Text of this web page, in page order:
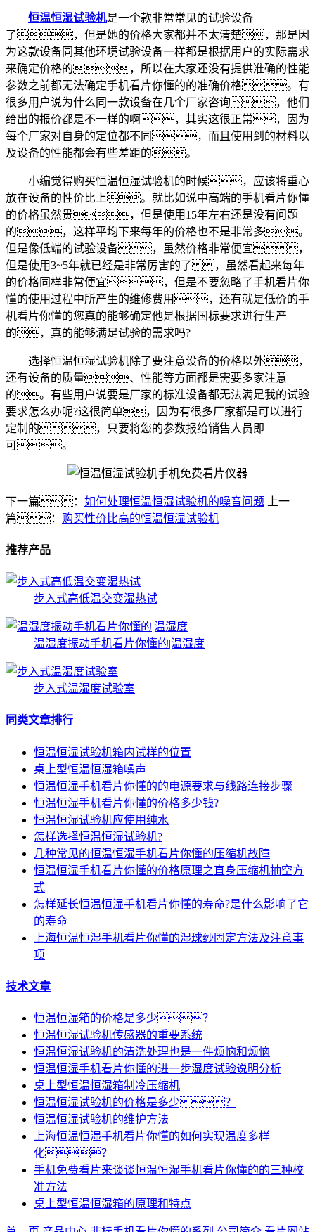
恒温恒湿试验机是一个款非常常见的试验设备
了，但是她的价格大家都并不太清楚，那是因
为这款设备同其他环境试验设备一样都是根据用户的实际需求
来确定价格的，所以在大家还没有提供准确的性能
参数之前都无法确定手机看片你懂的的准确价格。有
很多用户说为什么同一款设备在几个厂家咨询，他们
给出的报价都是不一样的啊，其实这很正常，因为
每个厂家对自身的定位都不同，而且使用到的材料以
及设备的性能都会有些差距的。
小编觉得购买恒温恒湿试验机的时候，应该将重心
放在设备的性价比上。就比如说中高端的手机看片你懂
的价格虽然贵，但是使用15年左右还是没有问题
的，这样平均下来每年的价格也不是非常多。
但是像低端的试验设备，虽然价格非常便宜，
但是使用3~5年就已经是非常厉害的了，虽然看起来每年
的价格同样非常便宜，但是不要忽略了手机看片你
懂的使用过程中所产生的维修费用，还有就是低价的手
机看片你懂的您真的能够确定他是根据国标要求进行生产
的，真的能够满足试验的需求吗?
选择恒温恒湿试验机除了要注意设备的价格以外，
还有设备的质量、性能等方面都是需要多家注意
的。有些用户说要是厂家的标准设备都无法满足我的试验
要求怎么办呢?这很简单，因为有很多厂家都是可以进行
定制的，只要将您的参数报给销售人员即
可。
下一篇： 如何处理恒温恒湿试验机的噪音问题
上一
篇： 购买性价比高的恒温恒湿试验机
推荐产品
步入式高低温交变湿热试
温湿度振动手机看片你懂的|温湿度
步入式温湿度试验室
同类文章排行
恒温恒湿试验机箱内试样的位置
桌上型恒温恒湿箱噪声
恒温恒湿手机看片你懂的的电源要求与线路连接步骤
恒温恒湿手机看片你懂的价格多少钱?
恒温恒湿试验机应使用纯水
怎样选择恒温恒湿试验机?
几种常见的恒温恒湿手机看片你懂的压缩机故障
恒温恒湿手机看片你懂的价格原理之直身压缩机抽空方
式
怎样延长恒温恒湿手机看片你懂的寿命?是什么影响了它
的寿命
上海恒温恒湿手机看片你懂的湿球纱固定方法及注意事
项
技术文章
恒温恒湿箱的价格是多少？
恒温恒湿试验机传感器的重要系统
恒温恒湿试验机的清洗处理也是一件烦恼和烦恼
恒温恒湿手机看片你懂的进一步湿度试验说明分析
桌上型恒温恒湿箱制冷压缩机
恒温恒湿试验机的价格是多少？
恒温恒湿试验机的维护方法
上海恒温恒湿手机看片你懂的如何实现温度多样
化？
手机免费看片来谈谈恒温恒湿手机看片你懂的的三种校
准方法
桌上型恒温恒湿箱的原理和特点